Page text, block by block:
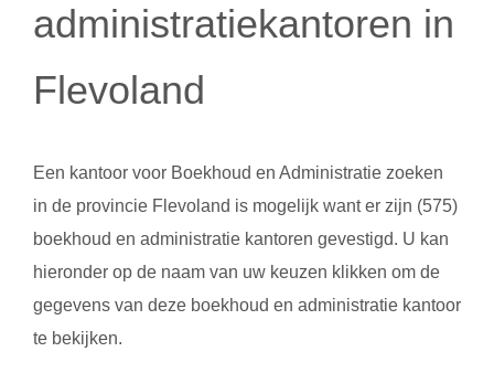
administratiekantoren in
Flevoland
Een kantoor voor Boekhoud en Administratie zoeken
in de provincie Flevoland is mogelijk want er zijn (575)
boekhoud en administratie kantoren gevestigd. U kan
hieronder op de naam van uw keuzen klikken om de
gegevens van deze boekhoud en administratie kantoor
te bekijken.